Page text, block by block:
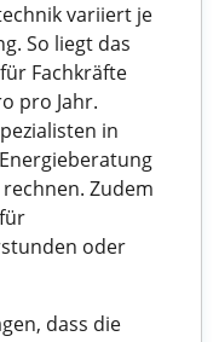
variiert je
So liegt das
Fachkräfte
pro Jahr.
in
Zudem
oder
dass die